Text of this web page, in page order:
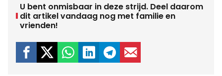
U bent onmisbaar in deze strijd. Deel daarom
dit artikel vandaag nog met familie en
vrienden!